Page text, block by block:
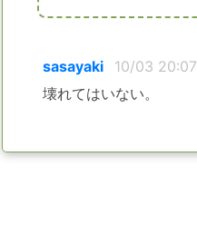
sasayaki
10/03 20:07
壊れてはいない。